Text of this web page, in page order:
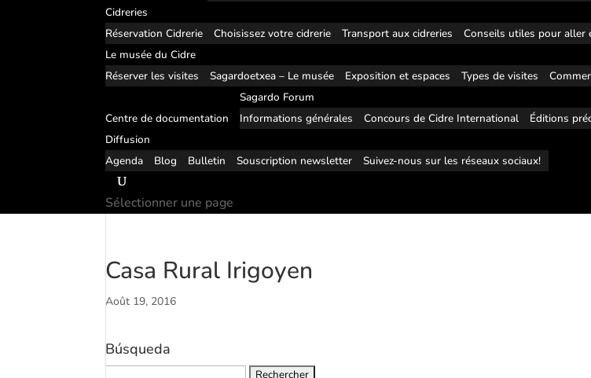
Cidreries
Réservation Cidrerie
Choisissez votre cidrerie Transport aux cidreries
Conseils utiles pour aller
Le musée du Cidre
Réserver les visites
Sagardoetxea – Le musée Exposition et espaces Types de visites
Centre de documentation
Sagardo Forum
Informations générales
Concours de Cidre International
Éditions
Diffusion
Agenda
Blog Bulletin Souscription newsletter Suivez-nous sur les réseaux sociaux!
Sélectionner une page
Casa Rural Irigoyen
Août 19, 2016
Búsqueda